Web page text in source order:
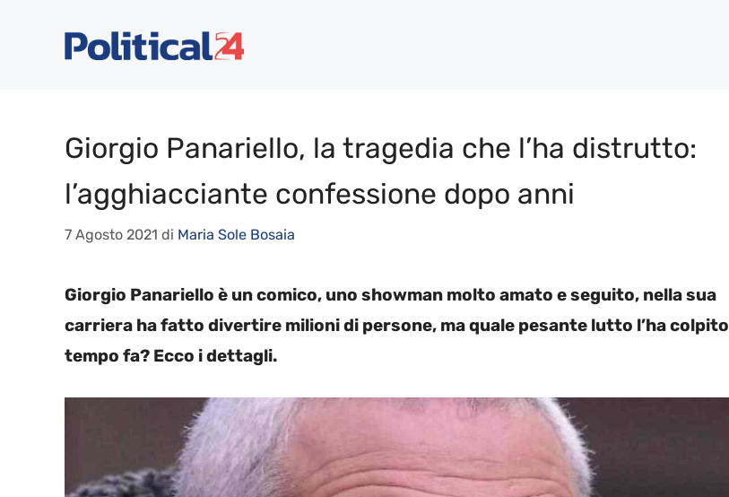
Giorgio Panariello, la tragedia che l’ha distrutto:
l’agghiacciante confessione dopo anni
7 Agosto 2021 di Maria Sole Bosaia
Giorgio Panariello è un comico, uno showman molto amato e seguito, nella sua
carriera ha fatto divertire milioni di persone, ma quale pesante lutto l’ha colpito
tempo fa? Ecco i dettagli.